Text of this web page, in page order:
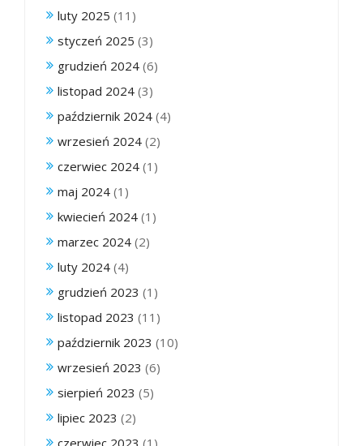
luty 2025 (11)
styczeń 2025 (3)
grudzień 2024 (6)
listopad 2024 (3)
październik 2024 (4)
wrzesień 2024 (2)
czerwiec 2024 (1)
maj 2024 (1)
kwiecień 2024 (1)
marzec 2024 (2)
luty 2024 (4)
grudzień 2023 (1)
listopad 2023 (11)
październik 2023 (10)
wrzesień 2023 (6)
sierpień 2023 (5)
lipiec 2023 (2)
czerwiec 2023 (1)